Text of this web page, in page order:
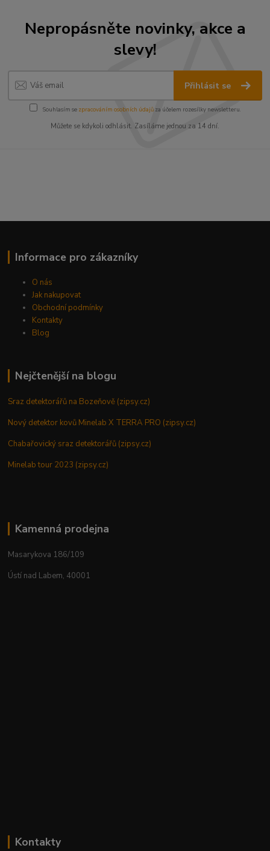
Nepropásněte novinky, akce a
slevy!
Přihlásit se
Souhlasím se zpracováním osobních údajůza účelem rozesílky newsletteru.
Můžete se kdykoli odhlásit. Zasíláme jednou za 14 dní.
Informace pro zákazníky
O nás
Jak nakupovat
Obchodní podmínky
Kontakty
Blog
Nejčtenější na blogu
Sraz detektorářů na Bozeňově (zipsy.cz)
Nový detektor kovů Minelab X TERRA PRO (zipsy.cz)
Chabařovický sraz detektorářů (zipsy.cz)
Minelab tour 2023 (zipsy.cz)
Kamenná prodejna
Masarykova 186/109
Ústí nad Labem, 40001
Kontakty